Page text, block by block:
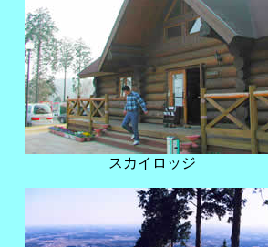
スカイロッジ